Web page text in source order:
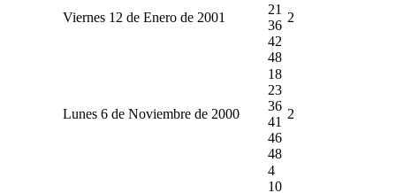
Viernes 12 de Enero de 2001
21
36
42
48
2
Lunes 6 de Noviembre de 2000
18
23
36
41
46
48
2
4
10